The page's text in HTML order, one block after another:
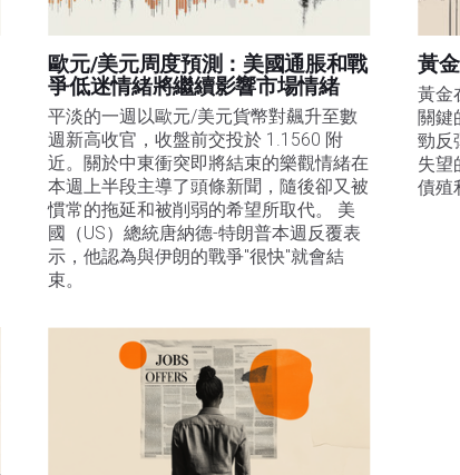
歐元/美元周度預測：美國通脹和戰
爭低迷情緒將繼續影響市場情緒
平淡的一週以歐元/美元貨幣對飆升至數
週新高收官，收盤前交投於 1.1560 附
近。關於中東衝突即將結束的樂觀情緒在
本週上半段主導了頭條新聞，隨後卻又被
慣常的拖延和被削弱的希望所取代。 美
國（US）總統唐納德-特朗普本週反覆表
示，他認為與伊朗的戰爭"很快"就會結
束。
黃
黃金
關鍵
勁反
失望
債殖